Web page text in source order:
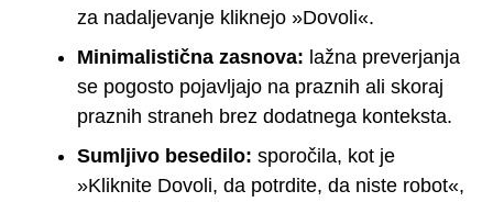
za nadaljevanje kliknejo »Dovoli«.
Minimalistična zasnova: lažna preverjanja
se pogosto pojavljajo na praznih ali skoraj
praznih straneh brez dodatnega konteksta.
Sumljivo besedilo: sporočila, kot je
»Kliknite Dovoli, da potrdite, da niste robot«,